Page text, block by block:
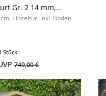
Gr. 2 14 mm,...
Einzeltür, inkl. Boden
Stück
749,00 €